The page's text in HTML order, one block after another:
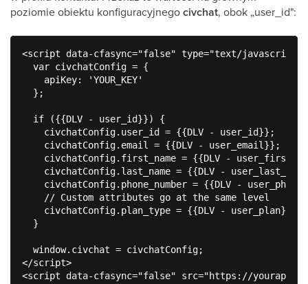
poziomie obiektu konfiguracyjnegocivchat, obok „user_id":
<script data-cfasync="false" type="text/javascript">
  var civchatConfig = {
    apiKey: 'YOUR_KEY'
  };
  if ({{DLV - user_id}}) {
    civchatConfig.user_id = {{DLV - user_id}};
    civchatConfig.email = {{DLV - user_email}};
civchatConfig.first_name = {{DLV -
civchatConfig.last_name = {{DLV -
civchatConfig.phone_number = {{DLV -
    // Custom attributes go at the same level
    civchatConfig.plan_type = {{DLV - user_plan}};
  }
  window.civchat = civchatConfig;
</script>